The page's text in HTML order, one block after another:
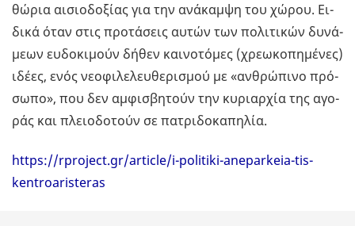
θώ­ρια αι­σιο­δο­ξί­ας για την ανά­καμ­ψη του χώρου. Ει­
δι­κά όταν στις προ­τά­σεις αυτών των πο­λι­τι­κών δυ­νά­
με­ων ευ­δο­κι­μούν δήθεν και­νο­τό­μες (χρε­ω­κο­πη­μέ­νες)
ιδέες, ενός νε­ο­φι­λε­λευ­θε­ρι­σμού με «αν­θρώ­πι­νο πρό­
σω­πο», που δεν αμ­φι­σβη­τούν την κυ­ριαρ­χία της αγο­
ράς και πλειο­δο­τούν σε πα­τρι­δο­κα­πη­λία.
https://rproject.gr/article/i-politiki-aneparkeia-tis-
kentroaristeras